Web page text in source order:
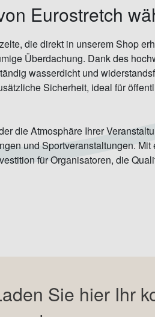
Eurostretch
die direkt in unserem Shop
Überdachung. Dank des
wasserdicht und
Sicherheit, ideal für
die Atmosphäre Ihrer
und Sportveranstaltungen. Mit
für Organisatoren, die
Sie hier Ihr